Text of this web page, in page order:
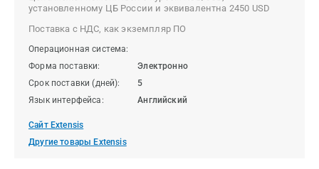
установленному ЦБ России и эквивалентна 2450 USD
Поставка с НДС, как экземпляр ПО
Операционная система:
Форма поставки:
Электронно
Срок поставки (дней):
5
Язык интерфейса:
Английский
Сайт Extensis
Другие товары Extensis